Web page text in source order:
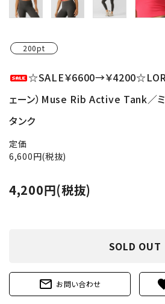
200pt
☆SALE￥6600→￥
ェーン）Muse Rib Active Tank／ミ
タンク
定価
6,600円(税抜)
4,200円(税抜)
SOLD OUT
mail_outline お問い合わせ